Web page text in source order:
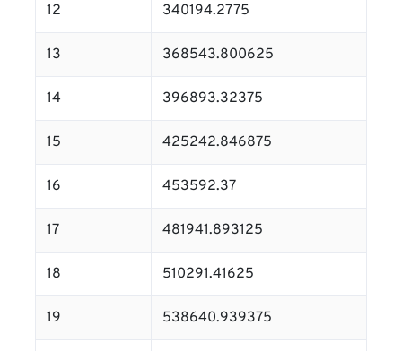
12 340194.2775
13 368543.800625
14 396893.32375
15 425242.846875
16 453592.37
17 481941.893125
18 510291.41625
19 538640.939375